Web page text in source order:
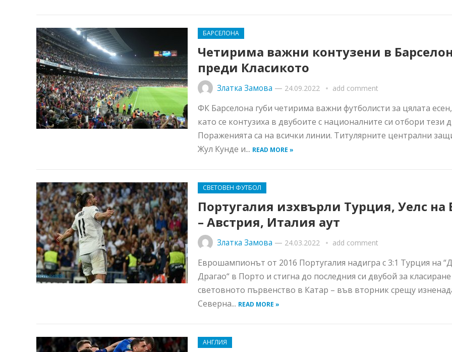
БАРСЕЛОНА
Четирима важни контузени в
преди Класикото
Златка Замова — 24.09.2022 add comment
ФК Барселона губи четирима важни футболисти за цялата
като се контузиха в двубоите с националните си отбори тези
Пораженията са на всички линии. Титулярните централни
Жул Кунде и... READ MORE »
СВЕТОВЕН ФУТБОЛ
Португалия изхвърли Турция, Уелс на
– Австрия, Италия аут
Златка Замова — 24.03.2022 add comment
Еврошампионът от 2016 Португалия надигра с 3:1 Турция на
Драгао“ в Порто и стигна до последния си двубой за
световното първенство в Катар – във вторник срещу
Северна... READ MORE »
АНГЛИЯ